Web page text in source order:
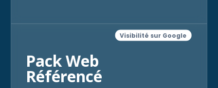
Visibilité sur Google
Pack Web
Référencé